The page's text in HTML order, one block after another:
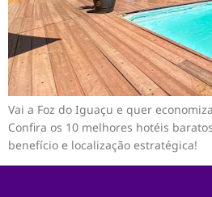
Vai a Foz do Iguaçu e quer
Confira os 10 melhores hotéis
benefício e localização estratégica!